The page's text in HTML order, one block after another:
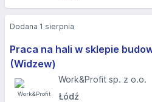
Praca na hali w sklepie
(Widzew)
Work&Profit sp. z o.o.
Łódź
Dodana 1 sierpnia